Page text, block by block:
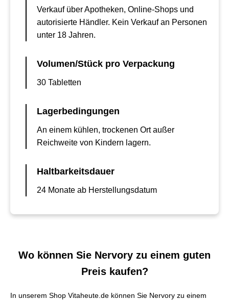
Verkauf über Apotheken, Online-Shops und
autorisierte Händler. Kein Verkauf an Personen
unter 18 Jahren.
Volumen/Stück pro Verpackung
30 Tabletten
Lagerbedingungen
An einem kühlen, trockenen Ort außer
Reichweite von Kindern lagern.
Haltbarkeitsdauer
24 Monate ab Herstellungsdatum
Wo können Sie Nervory zu einem guten
Preis kaufen?
In unserem Shop Vitaheute.de können Sie Nervory zu einem